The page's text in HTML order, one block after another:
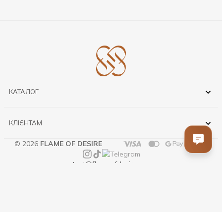
КАТАЛОГ
КЛІЄНТАМ
© 2026 FLAME OF DESIRE
contact@flameofdesire.com.ua